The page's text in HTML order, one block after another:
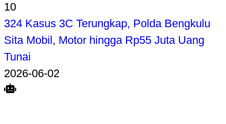
10
324 Kasus 3C Terungkap, Polda Bengkulu
Sita Mobil, Motor hingga Rp55 Juta Uang
Tunai
2026-06-02